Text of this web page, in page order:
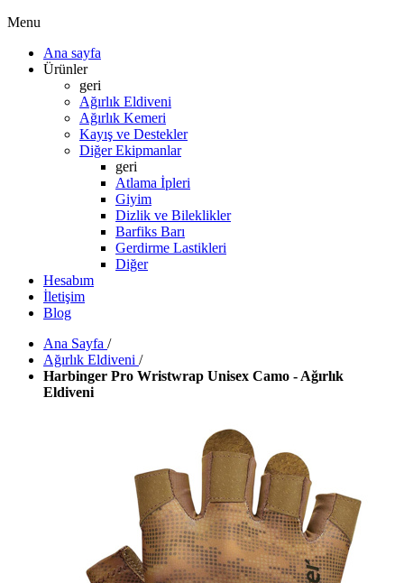
Menu
Ana sayfa
Ürünler
geri
Ağırlık Eldiveni
Ağırlık Kemeri
Kayış ve Destekler
Diğer Ekipmanlar
geri
Atlama İpleri
Giyim
Dizlik ve Bileklikler
Barfiks Barı
Gerdirme Lastikleri
Diğer
Hesabım
İletişim
Blog
Ana Sayfa /
Ağırlık Eldiveni /
Harbinger Pro Wristwrap Unisex Camo - Ağırlık
Eldiveni